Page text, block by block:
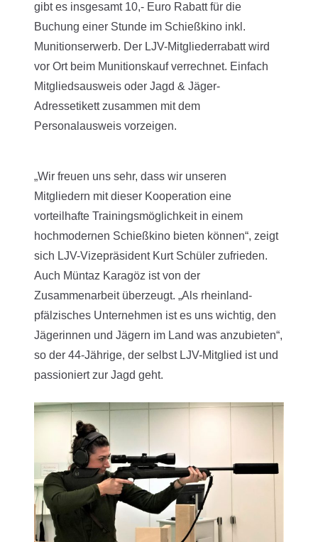
gibt es insgesamt 10,- Euro Rabatt für die
Buchung einer Stunde im Schießkino inkl.
Munitionserwerb. Der LJV-Mitgliederrabatt wird
vor Ort beim Munitionskauf verrechnet. Einfach
Mitgliedsausweis oder Jagd & Jäger-
Adressetikett zusammen mit dem
Personalausweis vorzeigen.
„Wir freuen uns sehr, dass wir unseren
Mitgliedern mit dieser Kooperation eine
vorteilhafte Trainingsmöglichkeit in einem
hochmodernen Schießkino bieten können“, zeigt
sich LJV-Vizepräsident Kurt Schüler zufrieden.
Auch Müntaz Karagöz ist von der
Zusammenarbeit überzeugt. „Als rheinland-
pfälzisches Unternehmen ist es uns wichtig, den
Jägerinnen und Jägern im Land was anzubieten“,
so der 44-Jährige, der selbst LJV-Mitglied ist und
passioniert zur Jagd geht.